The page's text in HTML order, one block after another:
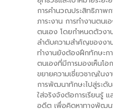
การคํานวณประสิทธิภาพก
ภาระงาน การทำงานตนเ
ตนเอง โดยกำหนดตัวง
ลำดับความสำคัญของงา
ทำงานยังต้องฝึกทักษะก
ตนเองที่มีการมองเห็นโอ
ขยายความเชี่ยวชาญในง
การพัฒนาทักษะไปสู่ระดั
ใส่จริงจังต้อการเรียนรู้
อดีต เพื่อคิดหาทางพัฒน